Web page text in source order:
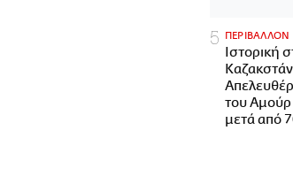
ΠΕΡΙΒΑΛΛΟΝ
Ιστορική
του
μετά από